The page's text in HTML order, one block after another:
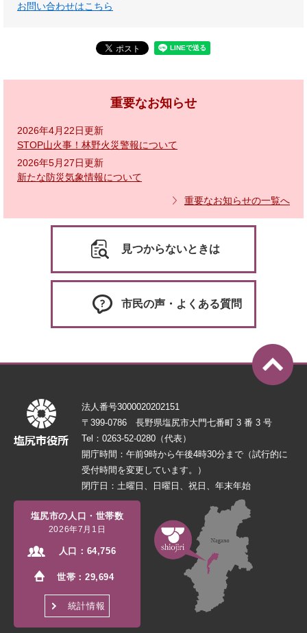
お問い合わせはこちら
重要なお知らせ
2026年4月22日更新
STOP山火事！林野火災警報について
2026年5月27日更新
新たな防災気象情報について
重要なお知らせの一覧へ
見つからないときは
市民の声・よくある質問
法人番号3000020202151
〒399-0786 長野県塩尻市大門七番町 3 番 3 号
Tel：0263-52-0280（代表）
開庁時間：午前9時から午後4時30分まで（試行的に
受付時間を変更しています。）
閉庁日：土曜日、日曜日、祝日、年末年始
塩尻市の人口・世帯数
2026年7月1日
人口： 64,756
世帯：29,694
統計情報